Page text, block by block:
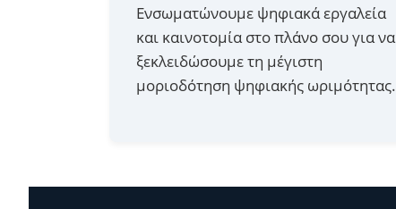
Ενσωματώνουμε ψηφιακά εργαλεία
και καινοτομία στο πλάνο σου για να
ξεκλειδώσουμε τη μέγιστη
μοριοδότηση ψηφιακής ωριμότητας.